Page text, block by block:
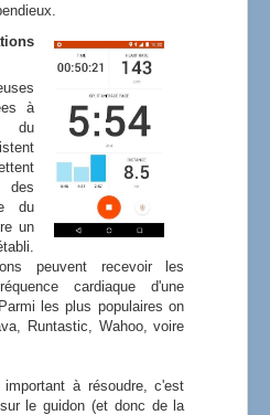
à
du
du
un
peuvent recevoir les
cardiaque d'une
les plus populaires on
Runtastic, Wahoo, voire
important à résoudre, c'est
le guidon (et donc de la